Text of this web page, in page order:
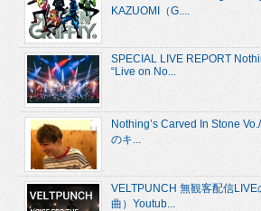
KAZUOMI（G....
SPECIAL LIVE REPORT
“Live on No...
Nothing’s Carved In Stone
のキ...
VELTPUNCH 無観客配信
曲）Youtub...